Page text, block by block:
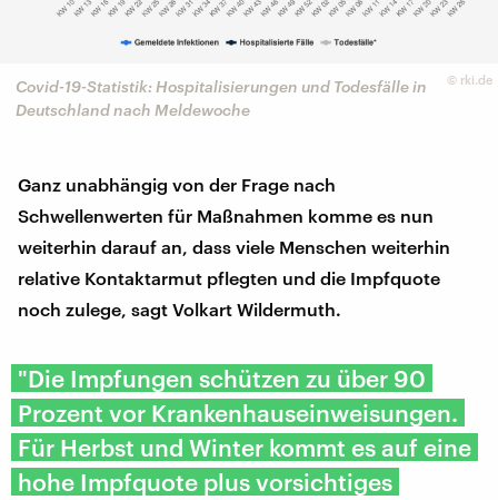
© rki.de
Covid-19-Statistik: Hospitalisierungen und Todesfälle in
Deutschland nach Meldewoche
Ganz unabhängig von der Frage nach
Schwellenwerten für Maßnahmen komme es nun
weiterhin darauf an, dass viele Menschen weiterhin
relative Kontaktarmut pflegten und die Impfquote
noch zulege, sagt Volkart Wildermuth.
"Die Impfungen schützen zu über 90
Prozent vor Krankenhauseinweisungen.
Für Herbst und Winter kommt es auf eine
hohe Impfquote plus vorsichtiges